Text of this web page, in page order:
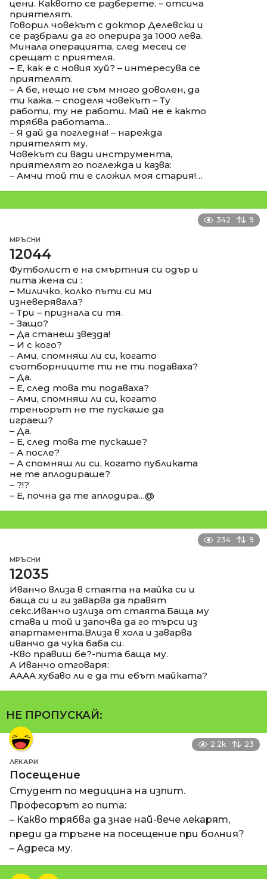
цени. Каквото се разберете. – отсича
приятелят.
Говорил човекът с доктор Делевски и
се разбрали да го оперира за 1000 лева.
Минала операцията, след месец се
срещат с приятеля.
– Е, как е с новия хуй? – интересува се
приятелят.
– А бе, нещо не съм много доволен, да
ти кажа. – споделя човекът – Ту
работи, ту не работи. Май не е както
трябва работата…
– Я дай да погледна! – нарежда
приятелят му.
Човекът си вади инструмента,
приятелят го поглежда и казва:
– Амчи той ти е сложил моя стария!…
342 9
МРЪСНИ
12044
Футболист е на смъртния си одър и
пита жена си :
– Миличко, колко пъти си ми
изневерявала?
– Три – признала си тя.
– Защо?
– Да станеш звезда!
– И с кого?
– Ами, спомняш ли си, когато
съотборниците ти не ти подаваха?
– Да.
– Е, след това ти подаваха?
– Ами, спомняш ли си, когато
треньорът не те пускаше да
играеш?
– Да.
– Е, след това те пускаше?
– А после?
– А спомняш ли си, когато публиката
не те аплодираше?
– ?!?
– Е, почна да те аплодира…@
234 9
МРЪСНИ
12035
Иванчо влиза в стаята на майка си и
баща си и ги заварва да правят
секс.Иванчо излиза от стаята.Баща му
става и той и започва да го търси из
апартамента.Влиза в хола и заварва
иванчо да чука баба си.
-Кво правиш бе?-пита баща му.
А Иванчо отговаря:
АААА хубаво ли е да ти ебът майката?
НЕ ПРОПУСКАЙ:
2.2k 23
ЛЕКАРИ
Посещение
Студент по медицина на изпит.
Професорът го пита:
– Какво трябва да знае най-вече лекарят,
преди да тръгне на посещение при болния?
– Адреса му.